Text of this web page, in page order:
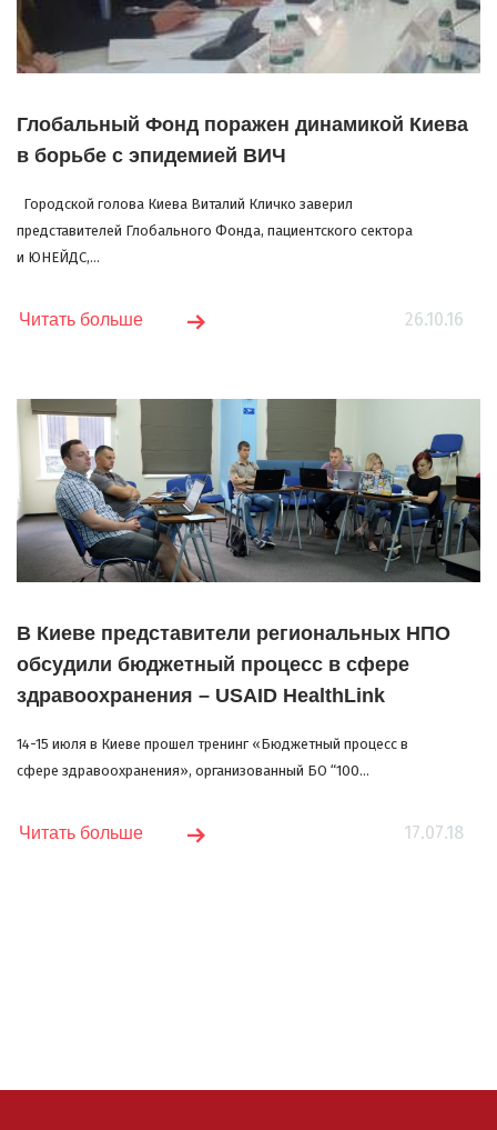
Глобальный Фонд поражен динамикой Киева
в борьбе с эпидемией ВИЧ
Городской голова Киева Виталий Кличко заверил
представителей Глобального Фонда, пациентского сектора
и ЮНЕЙДС,...
26.10.16
Читать больше
В Киеве представители региональных НПО
обсудили бюджетный процесс в сфере
здравоохранения – USAID HealthLink
14-15 июля в Киеве прошел тренинг «Бюджетный процесс в
сфере здравоохранения», организованный БО “100...
17.07.18
Читать больше